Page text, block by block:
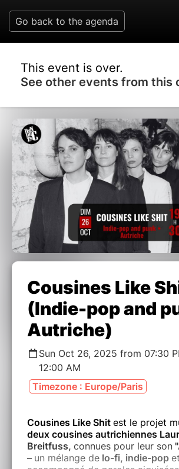
Go back to the agenda
This event is over.
See other events from this
Cousines Like
(Indie-pop and
Autriche)
Sun Oct 26, 2025 from 07:30
12:00 AM
Timezone : Europe/Paris
Cousines Like Shit est le projet
deux cousines autrichiennes
Breitfuss, connues pour leur son
– un mélange de lo-fi, indie-pop et